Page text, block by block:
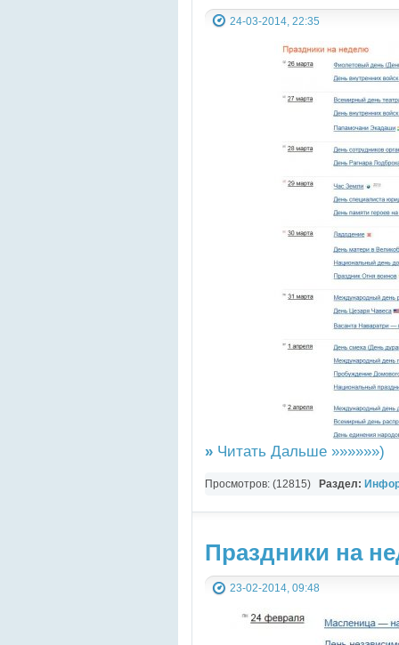
24-03-2014, 22:35
» Читать Дальше »»»»»»)
Просмотров: (12815) Раздел:
Праздники на
23-02-2014, 09:48